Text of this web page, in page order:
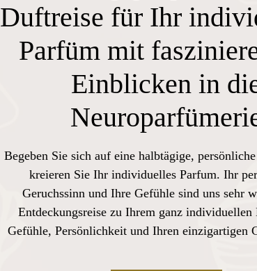
Duftreise für Ihr
Parfüm mit
Einblicken in
Begeben Sie sich auf eine halbtägige,
kreieren Sie Ihr individuelles Parfum. Ihr
Geruchssinn und Ihre Gefühle sind uns sehr
Entdeckungsreise zu Ihrem ganz
Gefühle, Persönlichkeit und Ihren einzigartigen